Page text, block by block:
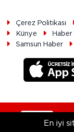
Çerez Politikası
Künye
Haber
Samsun Haber
RSS
En iyi